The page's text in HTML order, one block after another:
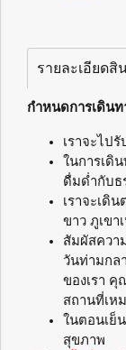
รายละเอียดสิ
กำหนดการเดิน
เราจะไป
ในการเดิ
ดื่มด่ำกับธ
เราจะเดิ
ขาว ภูเขา
สัมผัสควา
วันท่ามกล
ของเรา คุ
สถานที่เห
ในตอนเย็
สุขภาพ